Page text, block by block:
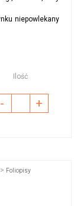
niepowlekany
Ilość
- +
> Foliopisy